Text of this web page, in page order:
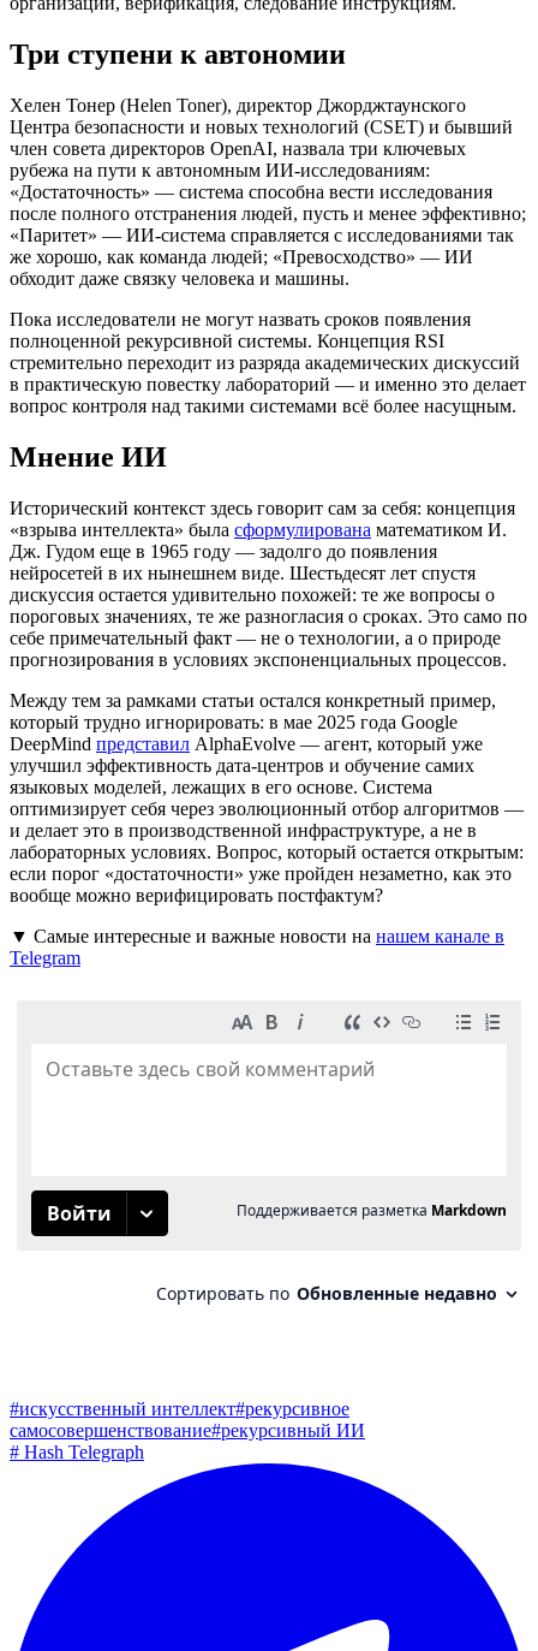
Три ступени к автономии
Хелен Тонер (Helen Toner), директор Джорджтаунского
Центра безопасности и новых технологий (CSET) и бывший
член совета директоров OpenAI, назвала три ключевых
рубежа на пути к автономным ИИ-исследованиям:
«Достаточность» — система способна вести исследования
после полного отстранения людей, пусть и менее эффективно;
«Паритет» — ИИ-система справляется с исследованиями так
же хорошо, как команда людей; «Превосходство» — ИИ
обходит даже связку человека и машины.
Пока исследователи не могут назвать сроков появления
полноценной рекурсивной системы. Концепция RSI
стремительно переходит из разряда академических дискуссий
в практическую повестку лабораторий — и именно это делает
вопрос контроля над такими системами всё более насущным.
Мнение ИИ
Исторический контекст здесь говорит сам за себя: концепция
«взрыва интеллекта» была сформулирована математиком И.
Дж. Гудом еще в 1965 году — задолго до появления
нейросетей в их нынешнем виде. Шестьдесят лет спустя
дискуссия остается удивительно похожей: те же вопросы о
пороговых значениях, те же разногласия о сроках. Это само по
себе примечательный факт — не о технологии, а о природе
прогнозирования в условиях экспоненциальных процессов.
Между тем за рамками статьи остался конкретный пример,
который трудно игнорировать: в мае 2025 года Google
DeepMind представил AlphaEvolve — агент, который уже
улучшил эффективность дата-центров и обучение самих
языковых моделей, лежащих в его основе. Система
оптимизирует себя через эволюционный отбор алгоритмов —
и делает это в производственной инфраструктуре, а не в
лабораторных условиях. Вопрос, который остается открытым:
если порог «достаточности» уже пройден незаметно, как это
вообще можно верифицировать постфактум?
▼ Самые интересные и важные новости на нашем канале в
Telegram
#искусственный интеллект#рекурсивное
самосовершенствование#рекурсивный ИИ
# Hash Telegraph